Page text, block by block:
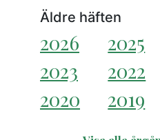
Äldre häften
2026 2025
2023
2022
2020
2019